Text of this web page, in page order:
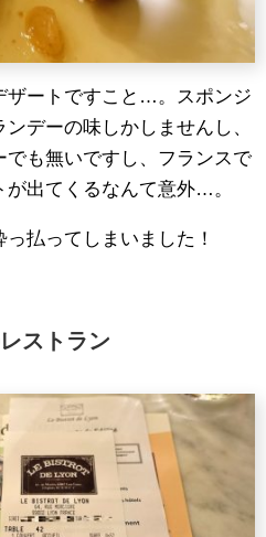
ザートですこと…。スポンジ
デーの味しかしませんし、
も無いですし、フランスで
出てくるなんて意外…。
払ってしまいました！
ストラン